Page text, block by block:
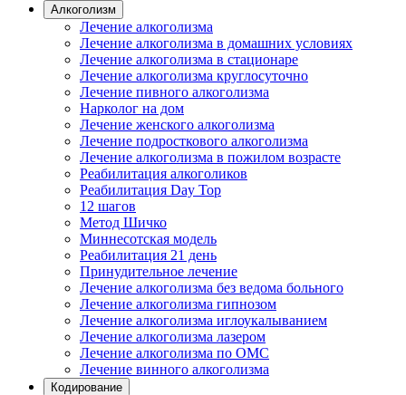
Алкоголизм
Лечение алкоголизма
Лечение алкоголизма в домашних условиях
Лечение алкоголизма в стационаре
Лечение алкоголизма круглосуточно
Лечение пивного алкоголизма
Нарколог на дом
Лечение женского алкоголизма
Лечение подросткового алкоголизма
Лечение алкоголизма в пожилом возрасте
Реабилитация алкоголиков
Реабилитация Day Top
12 шагов
Метод Шичко
Миннесотская модель
Реабилитация 21 день
Принудительное лечение
Лечение алкоголизма без ведома больного
Лечение алкоголизма гипнозом
Лечение алкоголизма иглоукалыванием
Лечение алкоголизма лазером
Лечение алкоголизма по ОМС
Лечение винного алкоголизма
Кодирование